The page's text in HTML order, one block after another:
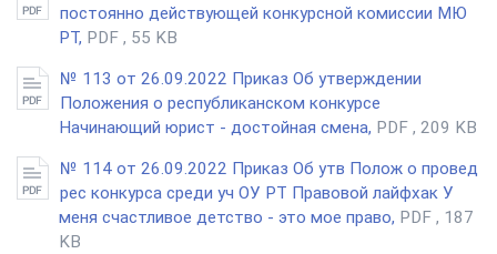
постоянно действующей конкурсной комиссии МЮ
РТ, PDF , 55 KB
№ 113 от 26.09.2022 Приказ Об утверждении
Положения о республиканском конкурсе
Начинающий юрист - достойная смена, PDF , 209 KB
№ 114 от 26.09.2022 Приказ Об утв Полож о провед
рес конкурса среди уч ОУ РТ Правовой лайфхак У
меня счастливое детство - это мое право, PDF , 187
KB